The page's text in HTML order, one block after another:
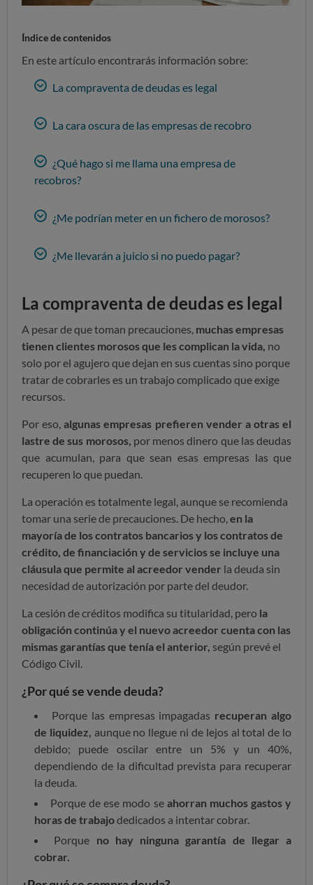
Índice de contenidos
En este artículo encontrarás información sobre:
La compraventa de deudas es legal
La cara oscura de las empresas de recobro
¿Qué hago si me llama una empresa de
recobros?
¿Me podrían meter en un fichero de morosos?
¿Me llevarán a juicio si no puedo pagar?
La compraventa de deudas es legal
A pesar de que toman precauciones, muchas empresas
tienen clientes morosos que les complican la vida, no
solo por el agujero que dejan en sus cuentas sino porque
tratar de cobrarles es un trabajo complicado que exige
recursos.
Por eso, algunas empresas prefieren vender a otras el
lastre de sus morosos, por menos dinero que las deudas
que acumulan, para que sean esas empresas las que
recuperen lo que puedan.
La operación es totalmente legal, aunque se recomienda
tomar una serie de precauciones. De hecho, en la
mayoría de los contratos bancarios y los contratos de
crédito, de financiación y de servicios se incluye una
cláusula que permite al acreedor vender la deuda sin
necesidad de autorización por parte del deudor.
La cesión de créditos modifica su titularidad, pero la
obligación continúa y el nuevo acreedor cuenta con las
mismas garantías que tenía el anterior, según prevé el
Código Civil.
¿Por qué se vende deuda?
Porque las empresas impagadas recuperan algo
de liquidez, aunque no llegue ni de lejos al total de lo
debido; puede oscilar entre un 5% y un 40%,
dependiendo de la dificultad prevista para recuperar
la deuda.
Porque de ese modo se ahorran muchos gastos y
horas de trabajodedicados a intentar cobrar.
Porque no hay ninguna garantía de llegar a
cobrar.